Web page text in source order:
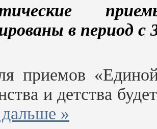
в период
приемов
и детства
»